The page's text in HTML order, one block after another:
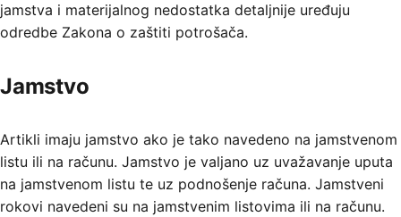
jamstva i materijalnog nedostatka detaljnije uređuju
odredbe Zakona o zaštiti potrošača.
Jamstvo
Artikli imaju jamstvo ako je tako navedeno na jamstvenom
listu ili na računu. Jamstvo je valjano uz uvažavanje uputa
na jamstvenom listu te uz podnošenje računa. Jamstveni
rokovi navedeni su na jamstvenim listovima ili na računu.